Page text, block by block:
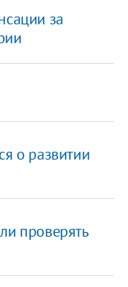
за
о развитии
проверять